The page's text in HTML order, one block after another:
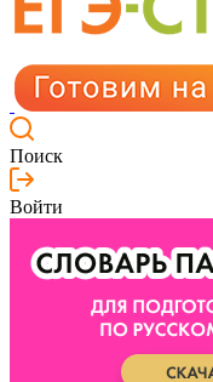
Поиск
Войти